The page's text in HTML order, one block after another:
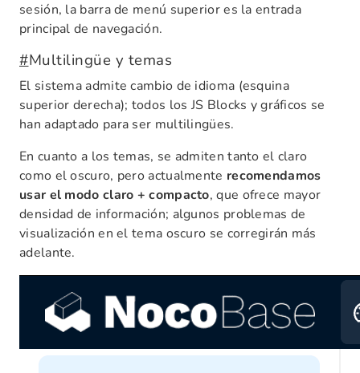
sesión, la barra de menú superior es la entrada
principal de navegación.
#Multilingüe y temas
El sistema admite cambio de idioma (esquina
superior derecha); todos los JS Blocks y gráficos se
han adaptado para ser multilingües.
En cuanto a los temas, se admiten tanto el claro
como el oscuro, pero actualmente recomendamos
usar el modo claro + compacto, que ofrece mayor
densidad de información; algunos problemas de
visualización en el tema oscuro se corregirán más
adelante.